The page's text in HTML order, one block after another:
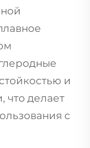
и
что делает
с